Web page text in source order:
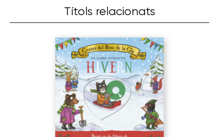
Títols relacionats